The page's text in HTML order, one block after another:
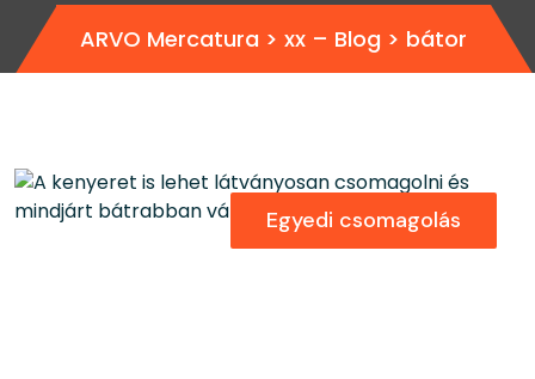
ARVO Mercatura > xx – Blog > bátor
Egyedi csomagolás